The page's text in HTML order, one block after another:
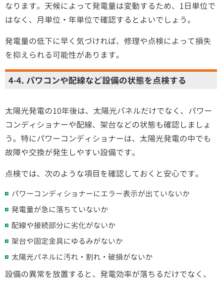
なります。天候によって発電量は変動するため、1日単位で
はなく、月単位・年単位で確認するとよいでしょう。
発電量の低下に早く気づければ、修理や点検によって損失
を抑えられる可能性があります。
4-4. パワコンや配線など設備の状態を点検する
太陽光発電の10年後は、太陽光パネルだけでなく、パワー
コンディショナーや配線、架台などの状態も確認しましょ
う。特にパワーコンディショナーは、太陽光発電の中でも
故障や交換が発生しやすい設備です。
点検では、次のような項目を確認しておくと安心です。
パワーコンディショナーにエラー表示が出ていないか
発電量が急に落ちていないか
配線や接続部分に劣化がないか
架台や固定金具にゆるみがないか
太陽光パネルに汚れ・割れ・破損がないか
設備の異常を放置すると、発電効率が落ちるだけでなく、